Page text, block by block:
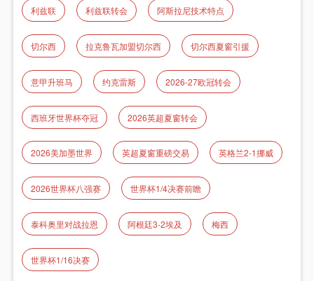
利兹联 利兹联转会 阿斯拉尼技术特点
切尔西 拉克鲁瓦加盟切尔西 切尔西夏窗引援
意甲升班马 约克雷斯 2026-27欧冠转会
西班牙世界杯夺冠 2026英超夏窗转会
2026美加墨世界 英超夏窗重磅交易 英格兰2-1挪威
2026世界杯八强赛 世界杯1/4决赛前瞻
泰科奥里对战拉恩 阿根廷3-2埃及 梅西
世界杯1/16决赛